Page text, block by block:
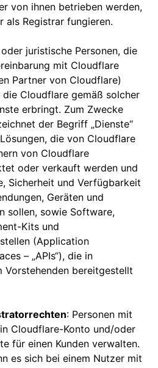
von ihnen betrieben werden,
als Registrar fungieren.
juristische Personen, die
mit Cloudflare
Partner von Cloudflare)
Cloudflare gemäß solcher
erbringt. Zum Zwecke
der Begriff „Dienste“
die von Cloudflare
von Cloudflare
oder verkauft werden und
Sicherheit und Verfügbarkeit
Geräten und
sollen, sowie Software,
Kits und
(Application
– „APIs“), die in
Vorstehenden bereitgestellt
: Personen mit
Cloudflare-Konto und/oder
für einen Kunden verwalten.
es sich bei einem Nutzer mit